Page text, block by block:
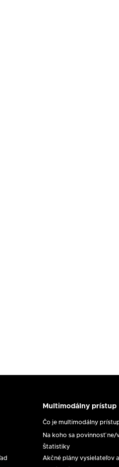
Multimodálny
prístup
Multimodálny prístup
Čo je multimodálny
Na koho sa povinnosť ne/
Štatistiky
Akčné plány vysielateľov